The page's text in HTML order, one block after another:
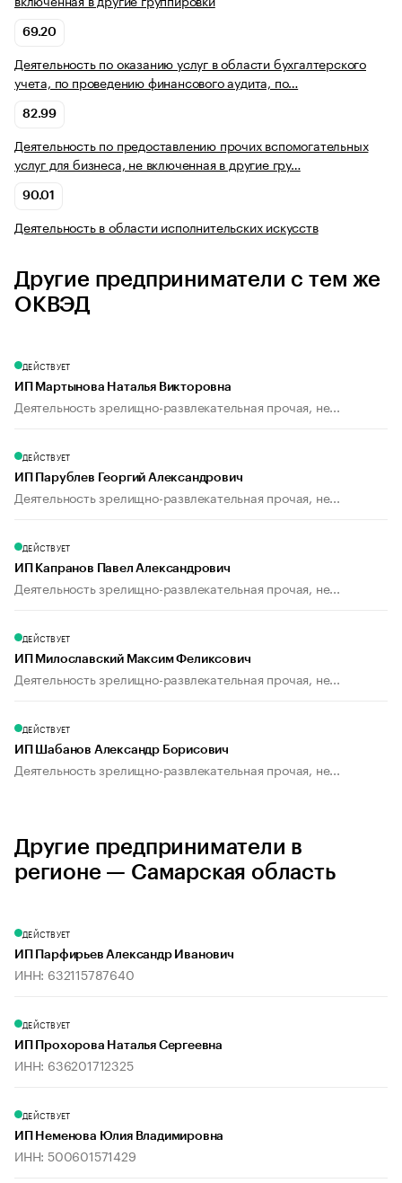
69.20
Деятельность по оказанию услуг в области бухгалтерского
учета, по проведению финансового аудита, по…
82.99
Деятельность по предоставлению прочих вспомогательных
услуг для бизнеса, не включенная в другие гру…
90.01
Деятельность в области исполнительских искусств
Другие предприниматели с тем же
ОКВЭД
ДЕЙСТВУЕТ
ИП Мартынова Наталья Викторовна
Деятельность зрелищно-развлекательная прочая, не...
ДЕЙСТВУЕТ
ИП Парублев Георгий Александрович
Деятельность зрелищно-развлекательная прочая, не...
ДЕЙСТВУЕТ
ИП Капранов Павел Александрович
Деятельность зрелищно-развлекательная прочая, не...
ДЕЙСТВУЕТ
ИП Милославский Максим Феликсович
Деятельность зрелищно-развлекательная прочая, не...
ДЕЙСТВУЕТ
ИП Шабанов Александр Борисович
Деятельность зрелищно-развлекательная прочая, не...
Другие предприниматели в
регионе — Самарская область
ДЕЙСТВУЕТ
ИП Парфирьев Александр Иванович
ИНН: 632115787640
ДЕЙСТВУЕТ
ИП Прохорова Наталья Сергеевна
ИНН: 636201712325
ДЕЙСТВУЕТ
ИП Неменова Юлия Владимировна
ИНН: 500601571429